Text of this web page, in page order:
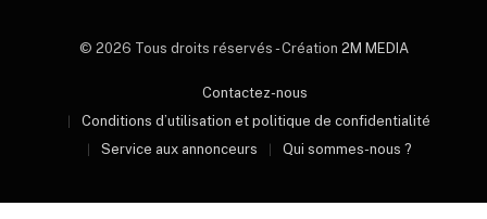
© 2026 Tous droits réservés - Création 2M MEDIA
Contactez-nous
Conditions d’utilisation et politique de confidentialité
Service aux annonceurs
Qui sommes-nous ?